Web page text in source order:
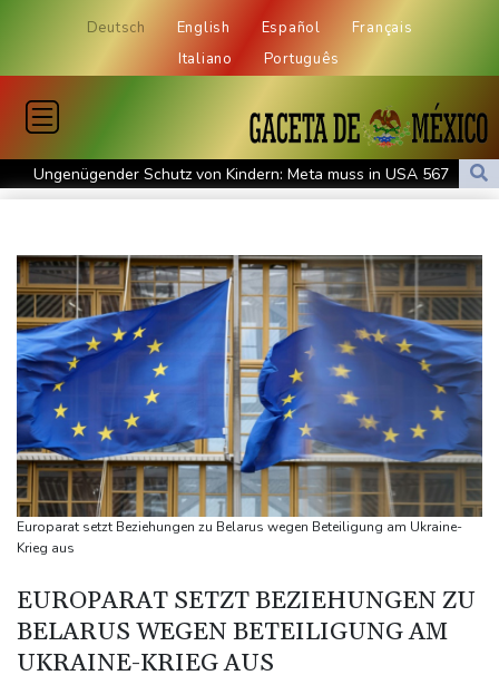
Deutsch English Español
Français
Italiano
Português
Ungenügender Schutz von Kindern: Meta muss in USA 567
Millionen Dollar zahlen
Dialog - ohne Machado
USA wollen bei Visa-Anträgen offenbar Online-Aktivitäten noch
stärker überprüfen
Röwekamp: Innenministerium muss zentral für Drohnenabwehr
zuständig sein
Trump unternimmt neuen Vorstoß im Streit um US-
Staatsbürgerschaft
Erdogan reist zu Dreier-Gipfel mit Pakistan nach Saudi-Arabien
58 Soldaten im Jemen bei Huthi-Angriffen getötet - Regierung
kündigt Vergeltung an
Jemen: 38 Soldaten bei Huthi-Angriffen getötet - Regierung
kündigt Vergeltung an
Mindestens zwei Tote bei Bombenexplosion in Kleinbus nahe
Europarat setzt Beziehungen zu Belarus wegen Beteiligung am Ukraine-
Krieg aus
EUROPARAT SETZT BEZIEHUNGEN ZU
BELARUS WEGEN BETEILIGUNG AM
UKRAINE-KRIEG AUS